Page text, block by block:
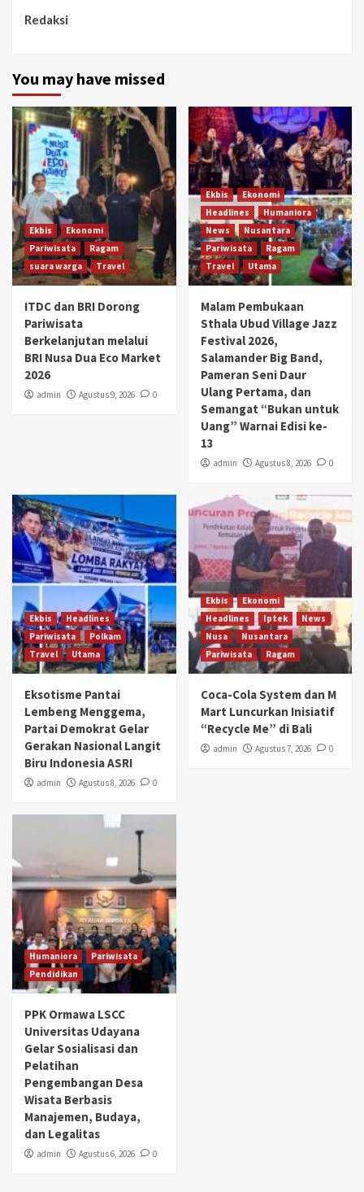
Redaksi
You may have missed
Ekbis
Ekonomi
Pariwisata
Ragam
suara warga
Travel
ITDC dan BRI Dorong
Pariwisata
Berkelanjutan melalui
BRI Nusa Dua Eco Market
2026
admin Agustus 9, 2026 0
Ekbis
Ekonomi
Headlines
Humaniora
News
Nusantara
Pariwisata
Ragam
Travel
Utama
Malam Pembukaan
Sthala Ubud Village Jazz
Festival 2026,
Salamander Big Band,
Pameran Seni Daur
Ulang Pertama, dan
Semangat “Bukan untuk
Uang” Warnai Edisi ke-
13
admin Agustus 8, 2026 0
Ekbis
Headlines
Pariwisata
Polkam
Travel
Utama
Eksotisme Pantai
Lembeng Menggema,
Partai Demokrat Gelar
Gerakan Nasional Langit
Biru Indonesia ASRI
admin Agustus 8, 2026 0
Ekbis
Ekonomi
Headlines
Iptek
News
Nusa
Nusantara
Pariwisata
Ragam
Coca-Cola System dan M
Mart Luncurkan Inisiatif
“Recycle Me” di Bali
admin Agustus 7, 2026 0
Humaniora
Pariwisata
Pendidikan
PPK Ormawa LSCC
Universitas Udayana
Gelar Sosialisasi dan
Pelatihan
Pengembangan Desa
Wisata Berbasis
Manajemen, Budaya,
dan Legalitas
admin Agustus 6, 2026 0